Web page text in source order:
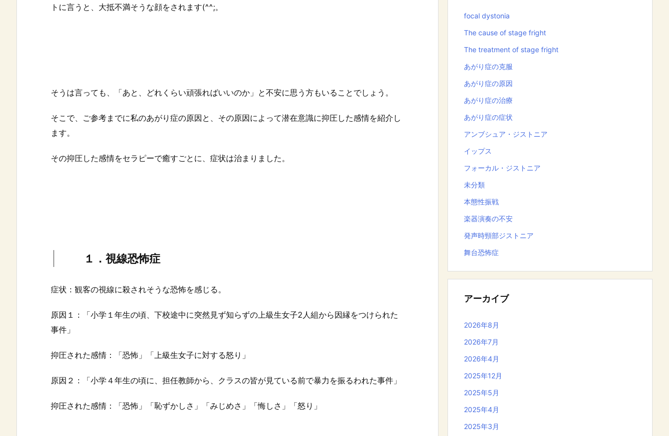
トに言うと、大抵不満そうな顔をされます(^^;。
そうは言っても、「あと、どれくらい頑張ればいいのか」と不安に思う方もいることでしょう。
そこで、ご参考までに私のあがり症の原因と、その原因によって潜在意識に抑圧した感情を紹介し
ます。
その抑圧した感情をセラピーで癒すごとに、症状は治まりました。
１．視線恐怖症
症状：観客の視線に殺されそうな恐怖を感じる。
原因１：「小学１年生の頃、下校途中に突然見ず知らずの上級生女子2人組から因縁をつけられた
事件」
抑圧された感情：「恐怖」「上級生女子に対する怒り」
原因２：「小学４年生の頃に、担任教師から、クラスの皆が見ている前で暴力を振るわれた事件」
抑圧された感情：「恐怖」「恥ずかしさ」「みじめさ」「悔しさ」「怒り」
focal dystonia
The cause of stage fright
The treatment of stage fright
あがり症の克服
あがり症の原因
あがり症の治療
あがり症の症状
アンブシュア・ジストニア
イップス
フォーカル・ジストニア
未分類
本態性振戦
楽器演奏の不安
発声時頸部ジストニア
舞台恐怖症
アーカイブ
2026年8月
2026年7月
2026年4月
2025年12月
2025年5月
2025年4月
2025年3月